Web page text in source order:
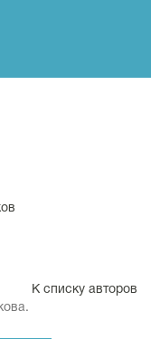
К списку авторов